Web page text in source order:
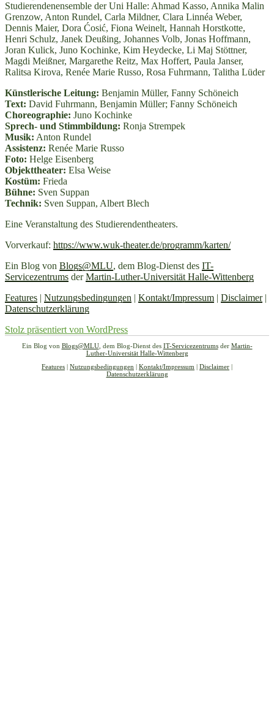
Studierendenensemble der Uni Halle: Ahmad Kasso, Annika Malin
Grenzow, Anton Rundel, Carla Mildner, Clara Linnéa Weber,
Dennis Maier, Dora Ćosić, Fiona Weinelt, Hannah Horstkotte,
Henri Schulz, Janek Deußing, Johannes Volb, Jonas Hoffmann,
Joran Kulick, Juno Kochinke, Kim Heydecke, Li Maj Stöttner,
Magdi Meißner, Margarethe Reitz, Max Hoffert, Paula Janser,
Ralitsa Kirova, Renée Marie Russo, Rosa Fuhrmann, Talitha Lüder
Künstlerische Leitung: Benjamin Müller, Fanny Schöneich
Text: David Fuhrmann, Benjamin Müller; Fanny Schöneich
Choreographie: Juno Kochinke
Sprech- und Stimmbildung: Ronja Strempek
Musik: Anton Rundel
Assistenz: Renée Marie Russo
Foto: Helge Eisenberg
Objekttheater: Elsa Weise
Kostüm: Frieda
Bühne: Sven Suppan
Technik: Sven Suppan, Albert Blech
Eine Veranstaltung des Studierendentheaters.
Vorverkauf: https://www.wuk-theater.de/programm/karten/
Ein Blog von Blogs@MLU, dem Blog-Dienst des IT-
Servicezentrums derMartin-Luther-Universität Halle-Wittenberg
Features | Nutzungsbedingungen | Kontakt/Impressum | Disclaimer|
Datenschutzerklärung
Stolz präsentiert von WordPress
Ein Blog von Blogs@MLU, dem Blog-Dienst des IT-Servicezentrumsder Martin-
Luther-Universität Halle-Wittenberg
Features | Nutzungsbedingungen | Kontakt/Impressum | Disclaimer |
Datenschutzerklärung